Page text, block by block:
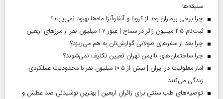
سلیقه‌ها
چرا برخی بیماران بعد از کرونا و آنفلوآنزا ماه‌ها بهبود نمی‌یابند؟
ثبت‌نام ۲.۵ میلیون زائر در سماح | عبور ۱.۷ میلیون نفر از مرز‌های اربعین
چرا بعد از سفرهای طولانی گوارش‌تان به هم می‌ریزد؟
چرا ساختمان‌های ناایمن تهران تعیین تکلیف نمی‌شوند؟
آمار معلولیت در ایران | بیش از ۱۰.۵ میلیون نفر با محدودیت عملکردی
زندگی می‌کنند
توصیه‌های طب سنتی برای زائران اربعین | بهترین نوشیدنی ضد عطش و